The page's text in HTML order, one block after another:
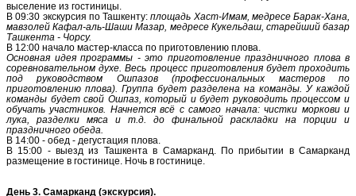
выселение из гостиницы.
В 09:30 экскурсия по Ташкенту:площадь Хаст-Имам, медресе Барак-Хана,
мавзолей Кафал-аль-Шаши Мазар, медресе Кукельдаш, старейший базар
Ташкента - Чорсу.
В 12:00 начало мастер-класса по приготовлению плова.
Основная идея программы - это приготовление праздничного плова в
соревновательном духе. Весь процесс приготовления будет проходить
под руководством Ошпазов (профессиональных мастеров по
приготовлению плова). Группа будет разделена на команды. У каждой
команды будет свой Ошпаз, который и будет руководить процессом и
обучать участников. Начнется всё с самого начала: чистки моркови и
лука, разделки мяса и т.д. до финальной раскладки на порции и
праздничного обеда.
В 14:00 - обед - дегустация плова.
В 15:00 - выезд из Ташкента в Самарканд. По прибытии в Самарканд
размещение в гостинице. Ночь в гостинице.
День 3. Самарканд (экскурсия).